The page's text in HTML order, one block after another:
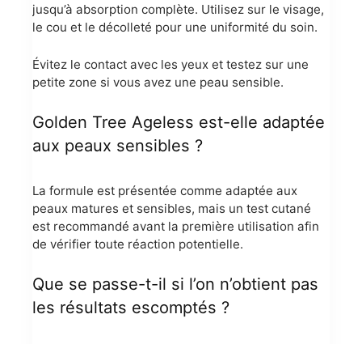
jusqu’à absorption complète. Utilisez sur le visage,
le cou et le décolleté pour une uniformité du soin.
Évitez le contact avec les yeux et testez sur une
petite zone si vous avez une peau sensible.
Golden Tree Ageless est-elle adaptée
aux peaux sensibles ?
La formule est présentée comme adaptée aux
peaux matures et sensibles, mais un test cutané
est recommandé avant la première utilisation afin
de vérifier toute réaction potentielle.
Que se passe-t-il si l’on n’obtient pas
les résultats escomptés ?